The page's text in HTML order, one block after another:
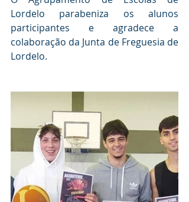
Lordelo parabeniza os alunos
participantes e agradece a
colaboração da Junta de Freguesia de
Lordelo.